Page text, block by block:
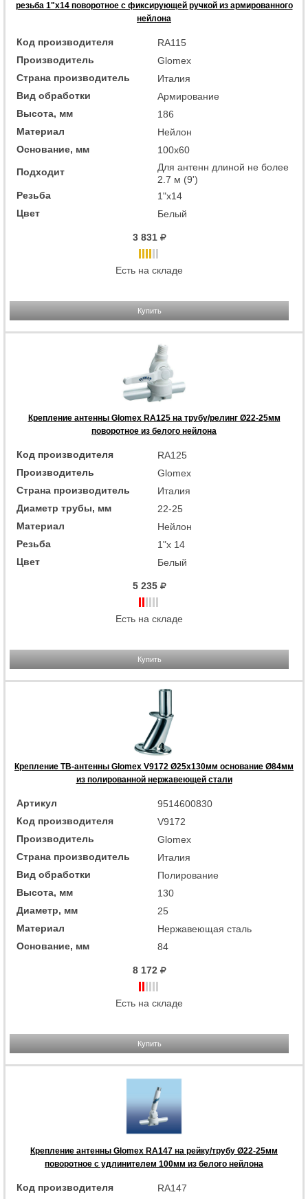
резьба 1"x14 поворотное с фиксирующей ручкой из армированного
нейлона
Код производителя
RA115
Производитель
Glomex
Страна производитель
Италия
Вид обработки
Армирование
Высота, мм
186
Материал
Нейлон
Основание, мм
100x60
Подходит
Для антенн длиной не более
2.7 м (9')
Резьба
1"x14
Цвет
Белый
3 831
Есть на складе
Купить
Крепление антенны Glomex RA125 на трубу/релинг Ø22-25мм
поворотное из белого нейлона
Код производителя
RA125
Производитель
Glomex
Страна производитель
Италия
Диаметр трубы, мм
22-25
Материал
Нейлон
Резьба
1"x 14
Цвет
Белый
5 235
Есть на складе
Купить
Крепление ТВ-антенны Glomex V9172 Ø25x130мм основание Ø84мм
из полированной нержавеющей стали
Артикул
9514600830
Код производителя
V9172
Производитель
Glomex
Страна производитель
Италия
Вид обработки
Полирование
Высота, мм
130
Диаметр, мм
25
Материал
Нержавеющая сталь
Основание, мм
84
8 172
Есть на складе
Купить
Крепление антенны Glomex RA147 на рейку/трубу Ø22-25мм
поворотное с удлинителем 100мм из белого нейлона
Код производителя
RA147